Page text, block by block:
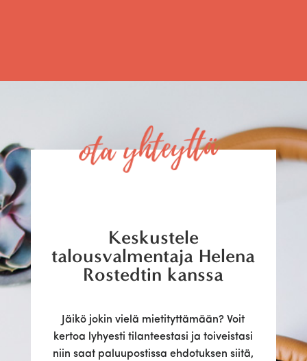
ota yhteyttä
Keskustele
talousvalmentaja Helena
Rostedtin kanssa
Jäikö jokin vielä mietityttämään? Voit
kertoa lyhyesti tilanteestasi ja toiveistasi
niin saat paluupostissa ehdotuksen siitä,